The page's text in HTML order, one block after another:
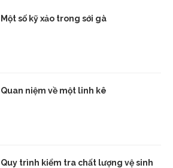
Một số kỹ xảo trong sới gà
Quan niệm về một linh kê
Quy trình kiểm tra chất lượng vệ sinh